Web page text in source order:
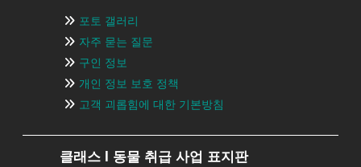
포토 갤러리
자주 묻는 질문
구인 정보
개인 정보 보호 정책
고객 괴롭힘에 대한 기본방침
클래스 I 동물 취급 사업 표지판